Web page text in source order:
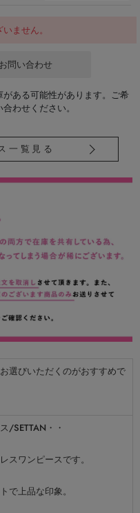
ません。
問い合わせ
ある可能性があります。ご希
わせください。
一覧見る
選びいただくのがおすすめで
/SETTAN・・
スワンピースです。
で上品な印象。